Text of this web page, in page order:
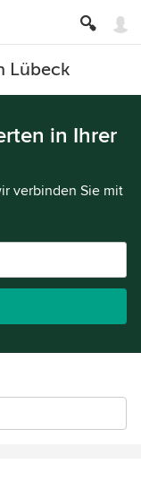
Lübeck
in Ihrer
verbinden Sie mit